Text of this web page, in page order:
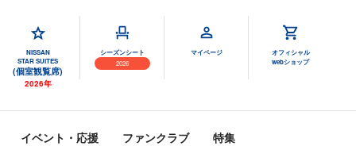
NISSAN
STAR SUITES
(個室観覧席)
2026年
シーズンシート
2026
マイページ
オフィシャル
webショップ
イベント・応援 ファンクラブ 特集